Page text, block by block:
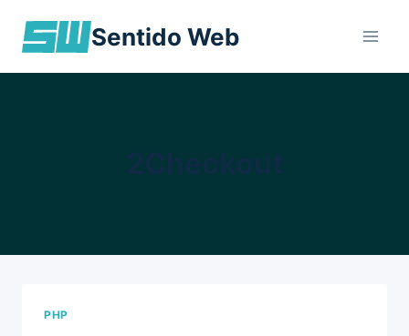
Sentido Web
PHP